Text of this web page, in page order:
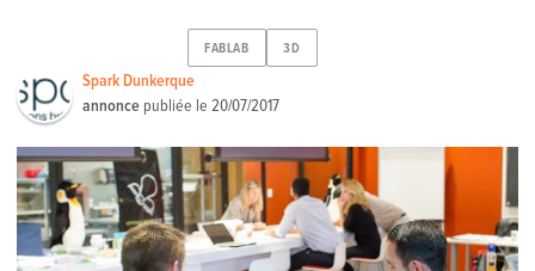
FABLAB 3D
Spark Dunkerque
annonce publiée le20/07/2017